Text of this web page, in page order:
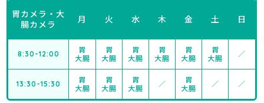
胃カメラ・大
腸カメラ
月 火 水 木 金 土 日
8:30-12:00
胃
大腸
胃
大腸
胃
大腸
胃
大腸
胃
大腸
胃
大腸
／
13:30-15:30
胃
大腸
胃
大腸
胃
大腸
／
胃
大腸
／ ／